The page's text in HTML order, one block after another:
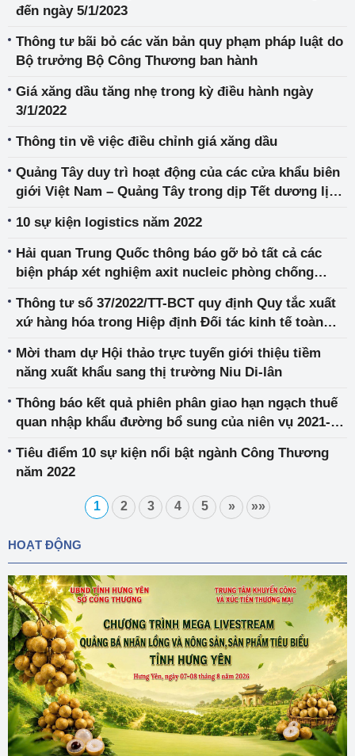
đến ngày 5/1/2023
Thông tư bãi bỏ các văn bản quy phạm pháp luật do
Bộ trưởng Bộ Công Thương ban hành
Giá xăng dầu tăng nhẹ trong kỳ điều hành ngày
3/1/2022
Thông tin về việc điều chỉnh giá xăng dầu
Quảng Tây duy trì hoạt động của các cửa khẩu biên
giới Việt Nam – Quảng Tây trong dịp Tết dương lịch
10 sự kiện logistics năm 2022
Hải quan Trung Quốc thông báo gỡ bỏ tất cả các
biện pháp xét nghiệm axit nucleic phòng chống
khẩu từ ngày 08 tháng 01 năm 2023
Thông tư số 37/2022/TT-BCT quy định Quy tắc xuất
xứ hàng hóa trong Hiệp định Đối tác kinh tế toàn
Mời tham dự Hội thảo trực tuyến giới thiệu tiềm
năng xuất khẩu sang thị trường Niu Di-lân
Thông báo kết quả phiên phân giao hạn ngạch thuế
quan nhập khẩu đường bổ sung của niên vụ 2021-
Tiêu điểm 10 sự kiện nổi bật ngành Công Thương
năm 2022
1 2 3 4 5 » »»
HOẠT ĐỘNG